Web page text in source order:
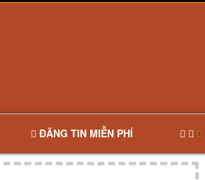
ĐĂNG TIN MIỄN PHÍ